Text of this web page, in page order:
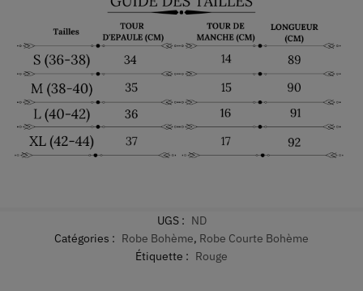
UGS : ND
Catégories : Robe Bohème, Robe Courte Bohème
Étiquette : Rouge